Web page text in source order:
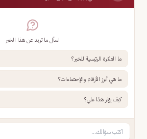
اسأل ما تريد عن هذا الخبر
ما الفكرة الرئيسية للخبر؟
ما هي أبرز الأرقام والإحصاءات؟
كيف يؤثر هذا علي؟